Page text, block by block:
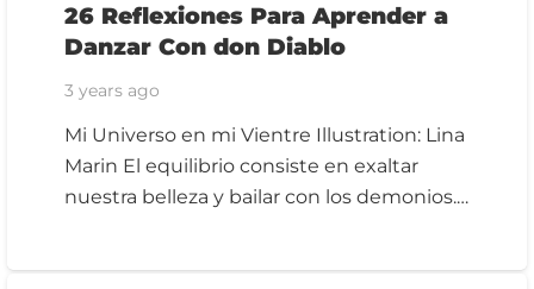
26 Reflexiones Para Aprender a
Danzar Con don Diablo
3 years ago
Mi Universo en mi Vientre Illustration: Lina
Marin El equilibrio consiste en exaltar
nuestra belleza y bailar con los demonios.…